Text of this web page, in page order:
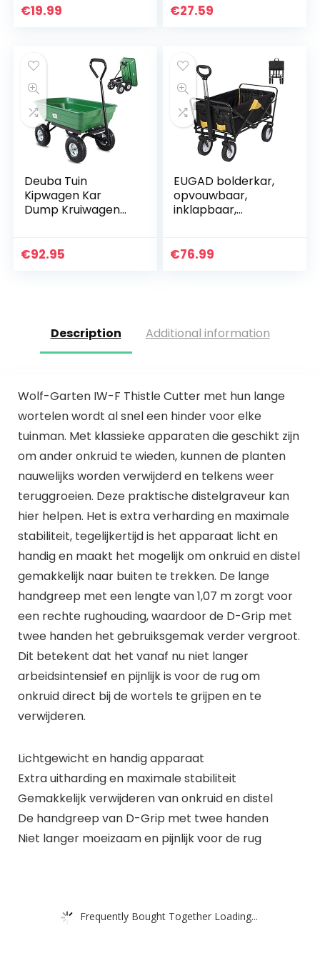
handwagen,
€19.99
gevallen fruit of
€27.59
Deuba Tuin
Kipwagen Kar
Dump Kruiwagen
Groen Stevig
€92.95
EUGAD bolderkar,
opvouwbaar,
inklapbaar,
wieltjes, voor
€76.99
Description Additional information
Wolf-Garten IW-F Thistle Cutter met hun lange
wortelen wordt al snel een hinder voor elke
tuinman. Met klassieke apparaten die geschikt zijn
om ander onkruid te wieden, kunnen de planten
nauwelijks worden verwijderd en telkens weer
teruggroeien. Deze praktische distelgraveur kan
hier helpen. Het is extra verharding en maximale
stabiliteit, tegelijkertijd is het apparaat licht en
handig en maakt het mogelijk om onkruid en distel
gemakkelijk naar buiten te trekken. De lange
handgreep met een lengte van 1,07 m zorgt voor
een rechte rughouding, waardoor de D-Grip met
twee handen het gebruiksgemak verder vergroot.
Dit betekent dat het vanaf nu niet langer
arbeidsintensief en pijnlijk is voor de rug om
onkruid direct bij de wortels te grijpen en te
verwijderen.
Lichtgewicht en handig apparaat
Extra uitharding en maximale stabiliteit
Gemakkelijk verwijderen van onkruid en distel
De handgreep van D-Grip met twee handen
Niet langer moeizaam en pijnlijk voor de rug
Frequently Bought Together Loading...